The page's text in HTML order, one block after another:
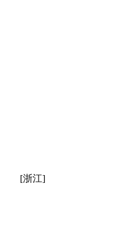
[浙江]